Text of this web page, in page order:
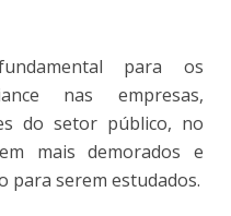
para os
nas empresas,
do setor público, no
mais demorados e
para serem estudados.